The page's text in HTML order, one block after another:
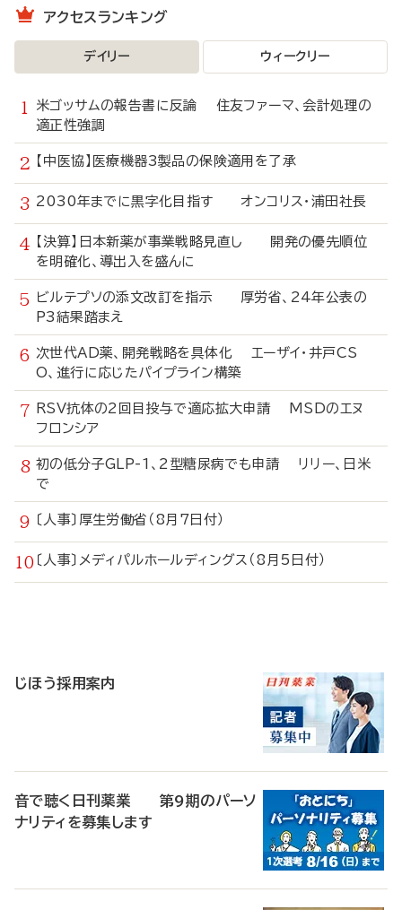
アクセスランキング
デイリー ウィークリー
米ゴッサムの報告書に反論 住友ファーマ、会計処理の
適正性強調
【中医協】医療機器3製品の保険適用を了承
2030年までに黒字化目指す オンコリス・浦田社長
【決算】日本新薬が事業戦略見直し 開発の優先順位
を明確化、導出入を盛んに
ビルテプソの添文改訂を指示 厚労省、24年公表の
P3結果踏まえ
次世代AD薬、開発戦略を具体化 エーザイ・井戸CS
O、進行に応じたパイプライン構築
RSV抗体の2回目投与で適応拡大申請 MSDのエヌ
フロンシア
初の低分子GLP-1、2型糖尿病でも申請 リリー、日米
で
〔人事〕厚生労働省（8月7日付）
〔人事〕メディパルホールディングス（8月5日付）
じほう採用案内
音で聴く日刊薬業 第9期のパーソ
ナリティを募集します